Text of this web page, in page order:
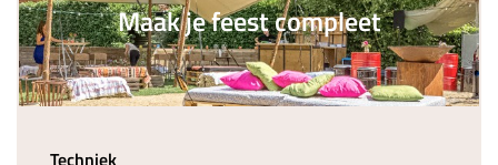
Maak je feest compleet
Techniek